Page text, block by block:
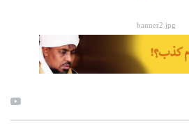
banner2.jpg